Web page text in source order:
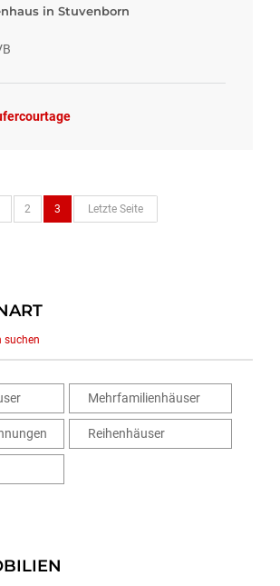
in Stuvenborn
2 3 Letzte Seite
suchen
Mehrfamilienhäuser
Reihenhäuser